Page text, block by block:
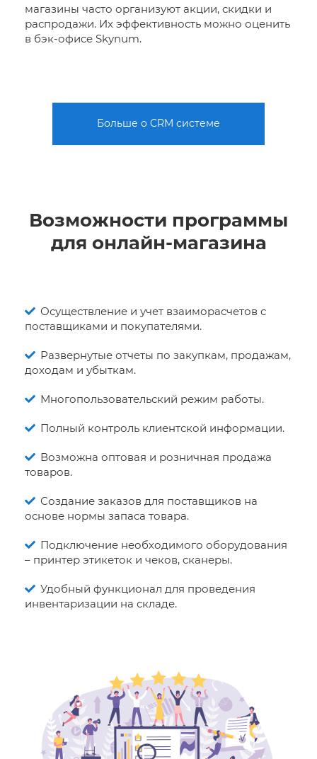
магазины часто организуют акции, скидки и
распродажи. Их эффективность можно оценить
в бэк-офисе Skynum.
Больше о CRM системе
Возможности программы
для онлайн-магазина
Осуществление и учет взаиморасчетов с
поставщиками и покупателями.
Развернутые отчеты по закупкам, продажам,
доходам и убыткам.
Многопользовательский режим работы.
Полный контроль клиентской информации.
Возможна оптовая и розничная продажа
товаров.
Создание заказов для поставщиков на
основе нормы запаса товара.
Подключение необходимого оборудования
– принтер этикеток и чеков, сканеры.
Удобный функционал для проведения
инвентаризации на складе.